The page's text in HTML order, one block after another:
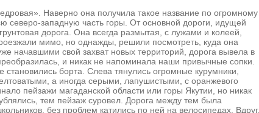
Наверно она получила такое название по огромному
северо-западную часть горы. От основной дороги, идущей
дорога. Она всегда размытая, с лужами и колеей,
мимо, но однажды, решили посмотреть, куда она
начавшими свой захват новых территорий, дорога вывела в
и никак не напоминала наши привычные сопки.
борта. Слева тянулись огромные курумники,
а иногда серыми, лапушистыми, с оранжевого
пейзажи магаданской области или горы Якутии, но никак
тем пейзаж суровел. Дорога между тем была
без проблем катились по ней на велосипедах. Вдруг,